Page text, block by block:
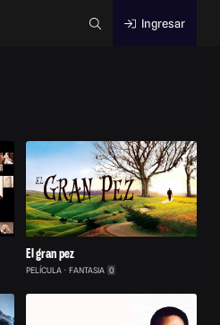
Ingresar
El gran pez
PELÍCULA FANTASIA 0